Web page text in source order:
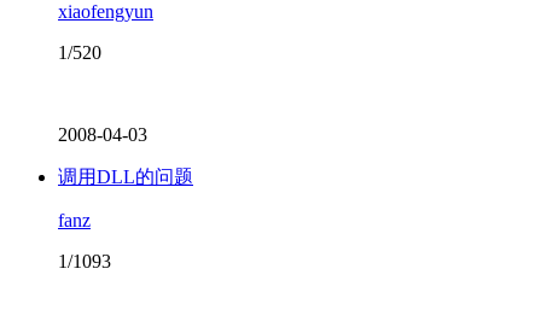
xiaofengyun
1/520
2008-04-03
调用DLL的问题
fanz
1/1093